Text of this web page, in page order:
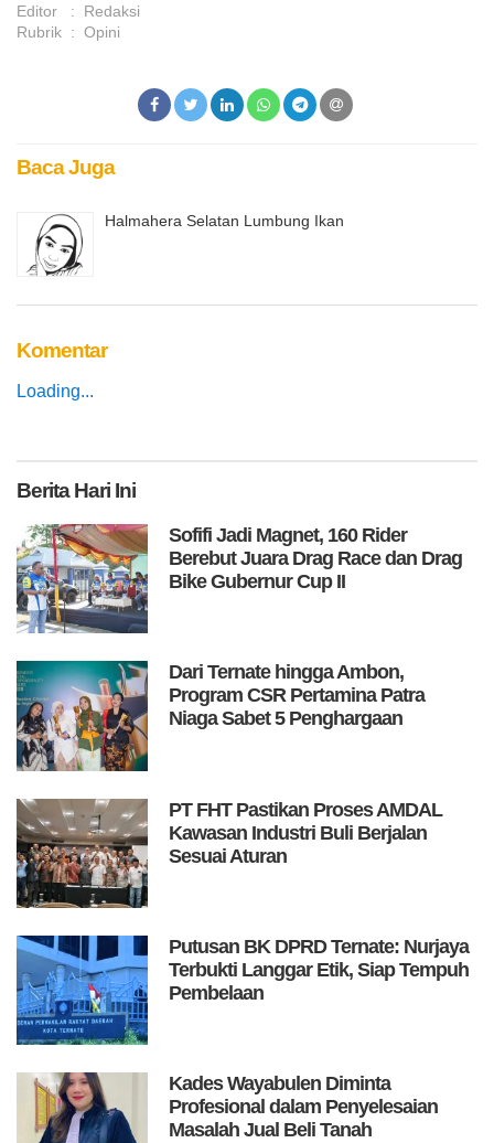
Editor :
Redaksi
Rubrik : Opini
Baca Juga
Halmahera Selatan Lumbung Ikan
Komentar
Loading...
BeritaHari Ini
Sofifi Jadi Magnet, 160 Rider
Berebut Juara Drag Race dan Drag
Bike Gubernur Cup II
Dari Ternate hingga Ambon,
Program CSR Pertamina Patra
Niaga Sabet 5 Penghargaan
PT FHT Pastikan Proses AMDAL
Kawasan Industri Buli Berjalan
Sesuai Aturan
Putusan BK DPRD Ternate: Nurjaya
Terbukti Langgar Etik, Siap Tempuh
Pembelaan
Kades Wayabulen Diminta
Profesional dalam Penyelesaian
Masalah Jual Beli Tanah